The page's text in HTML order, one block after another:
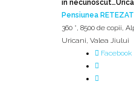
în necunoscut…
Pensiunea RETEZAT
360 °, 8500 de copii,
Uricani, Valea Jiului
Facebook